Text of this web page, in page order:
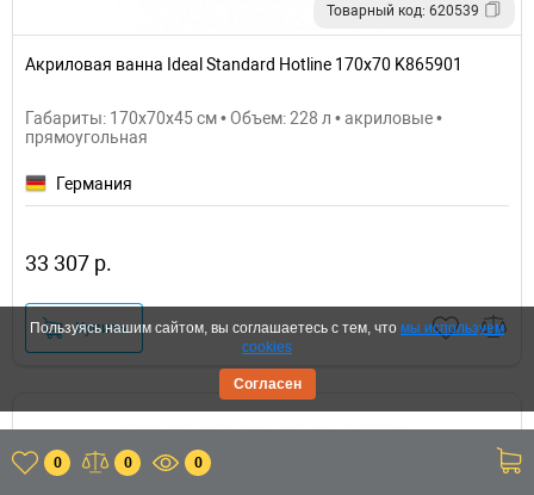
Товарный код: 620539
Акриловая ванна Ideal Standard Hotline 170х70 K865901
Габариты: 170x70x45 см • Объем: 228 л • акриловые •
прямоугольная
Германия
33 307 р.
Купить
0 0 0
Пользуясь нашим сайтом, вы соглашаетесь с тем, что мы используем
cookies
Согласен